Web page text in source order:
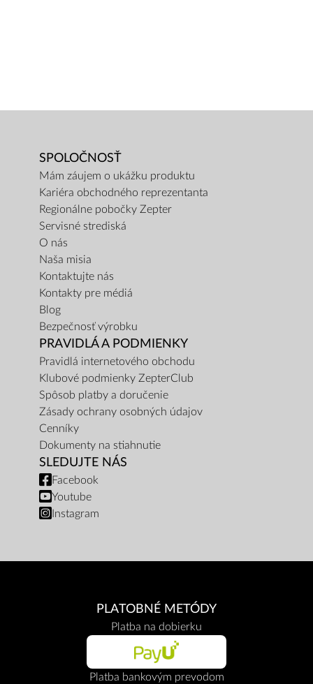
SPOLOČNOSŤ
Mám záujem o ukážku produktu
Kariéra obchodného reprezentanta
Regionálne pobočky Zepter
Servisné strediská
O nás
Naša misia
Kontaktujte nás
Kontakty pre médiá
Blog
Bezpečnosť výrobku
PRAVIDLÁ A PODMIENKY
Pravidlá internetového obchodu
Klubové podmienky ZepterClub
Spôsob platby a doručenie
Zásady ochrany osobných údajov
Cenníky
Dokumenty na stiahnutie
SLEDUJTE NÁS
Facebook
Youtube
Instagram
PLATOBNÉ METÓDY
Platba na dobierku
Platba bankovým prevodom